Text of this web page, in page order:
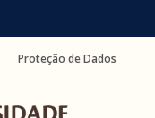
Proteção de Dados